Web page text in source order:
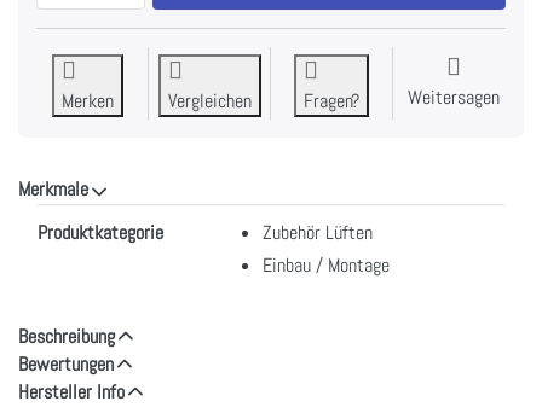
Merken Vergleichen Fragen? Weitersagen
Merkmale
Produktkategorie
Zubehör Lüften
Einbau / Montage
Beschreibung
Bewertungen
Hersteller Info